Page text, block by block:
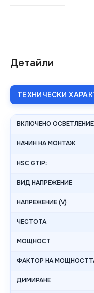
Детайли
ТЕХНИЧЕСКИ
ВКЛЮЧЕНО ОСВЕТЛЕНИЕ
НАЧИН НА МОНТАЖ
HSC GTIP:
ВИД НАПРЕЖЕНИЕ
НАПРЕЖЕНИЕ (V)
ЧЕСТОТА
МОЩНОСТ
ФАКТОР НА
ДИМИРАНЕ